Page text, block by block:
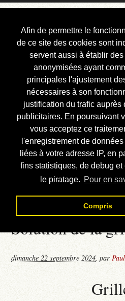
Afin de permettre le
de ce site des cookies sont
servent aussi à établir
anonymisées ayant
principales l'ajustement
nécessaires à son
justification du trafic auprès
publicitaires. En poursuivant
vous acceptez ce
l'enregistrement de
liées à votre adresse IP, en
fins statistiques, de debug et
le piratage. Pour en
Compris
Courbis, « LE »
Blog Officiel
Bienvenue
Réalisations
Divers (et d’été)
Annonces
Liens externes
Téléchargement
Contact
Solution de la
dimanche 22 septembre 2024,par